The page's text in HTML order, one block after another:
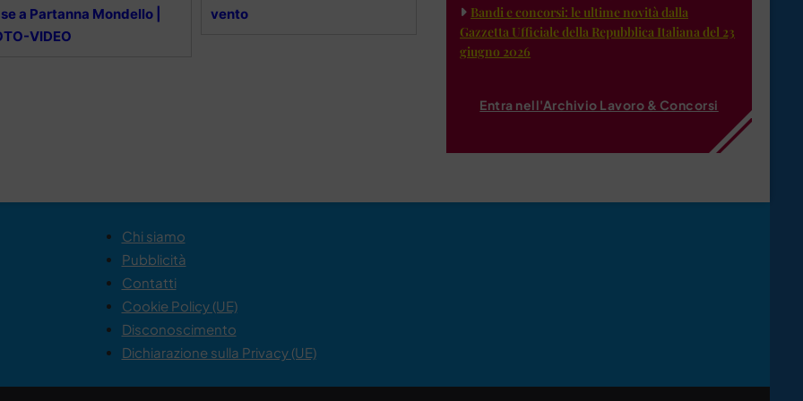
a Partanna Mondello |
VIDEO
vento
Bandi e concorsi: le ultime novità dalla
Gazzetta Ufficiale della Repubblica Italiana del 23
giugno 2026
Entra nell'Archivio Lavoro & Concorsi
Chi siamo
Pubblicità
Contatti
Cookie Policy (UE)
Disconoscimento
Dichiarazione sulla Privacy (UE)